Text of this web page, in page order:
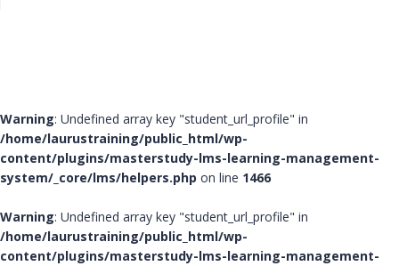
Warning: Undefined array key "student_url_profile" in
/home/laurustraining/public_html/wp-
content/plugins/masterstudy-lms-learning-management-
system/_core/lms/helpers.php on line 1466
Warning: Undefined array key "student_url_profile" in
/home/laurustraining/public_html/wp-
content/plugins/masterstudy-lms-learning-management-